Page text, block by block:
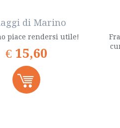
di Marino
piace rendersi utile!
€ 15,60